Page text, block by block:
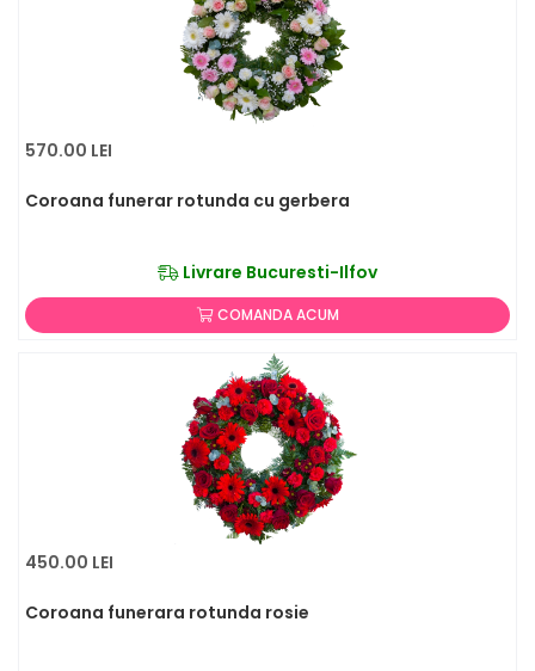
570.00 LEI
Coroana funerar rotunda cu gerbera
Livrare Bucuresti-Ilfov
COMANDA ACUM
450.00 LEI
Coroana funerara rotunda rosie